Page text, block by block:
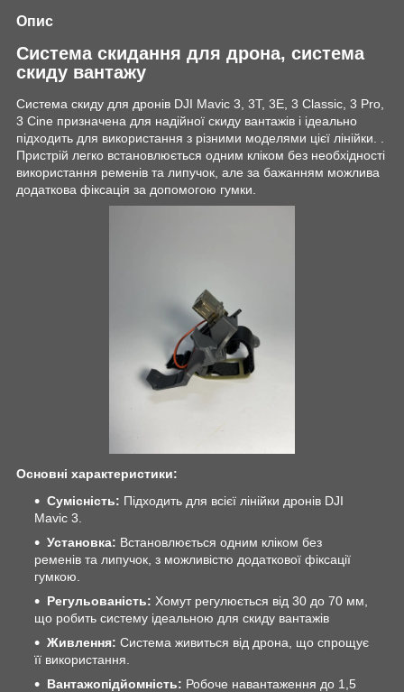
Опис
Система скидання для дрона, система
скиду вантажу
Система скиду для дронів DJI Mavic 3, 3T, 3E, 3 Classic, 3 Pro,
3 Cine призначена для надійної скиду вантажів і ідеально
підходить для використання з різними моделями цієї лінійки. .
Пристрій легко встановлюється одним кліком без необхідності
використання ременів та липучок, але за бажанням можлива
додаткова фіксація за допомогою гумки.
Основні характеристики:
Сумісність: Підходить для всієї лінійки дронів DJI
Mavic 3.
Установка: Встановлюється одним кліком без
ременів та липучок, з можливістю додаткової фіксації
гумкою.
Регульованість: Хомут регулюється від 30 до 70 мм,
що робить систему ідеальною для скиду вантажів
Живлення: Система живиться від дрона, що спрощує
її використання.
Вантажопідйомність: Робоче навантаження до 1,5